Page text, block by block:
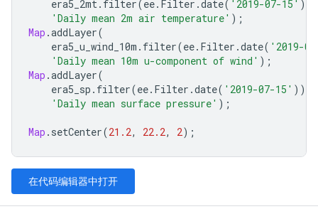
era5_2mt. filter(ee. Filter .date( '2019-07-15' )),
'Daily mean 2m air temperature' );
Map .addLayer(
era5_u_wind_10m . filter(ee. Filter .date( '2019-
'Daily mean 10m u-component of wind' );
Map .addLayer(
era5_sp . filter(ee. Filter .date( '2019-07-15' )),
'Daily mean surface pressure' );
Map . setCenter(21.2, 22.2, 2);
在代码编辑器中打开